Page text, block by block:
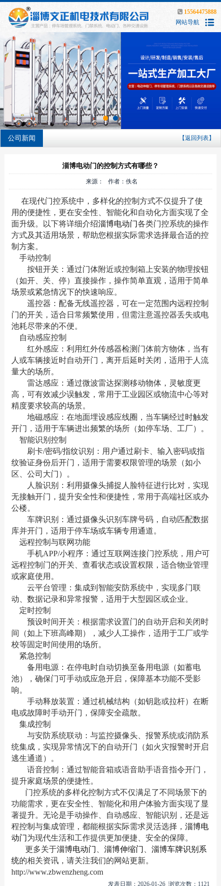
15564475888
网站导航
公司新闻 【返回列表】
淄博电动门的控制方式有哪些？
来源： 作者：佚名
在现代门控系统中，多样化的控制方式不仅提升了使
用的便捷性，更在安全性、智能化和自动化方面实现了全
面升级。以下将详细介绍淄博电动门各类门控系统的操作
方式及其适用场景，帮助您根据实际需求选择最合适的控
制方案。
手动控制
按钮开关：通过门体附近或控制箱上安装的物理按钮
（如开、关、停）直接操作，操作简单直观，适用于简单
场景或紧急情况下的快速响应。
遥控器：配备无线遥控器，可在一定范围内远程控制
门的开关，适合日常频繁使用，但需注意遥控器丢失或电
池耗尽带来的不便。
自动感应控制
红外感应：利用红外传感器检测门体前方物体，当有
人或车辆接近时自动开门，离开后延时关闭，适用于人流
量大的场所。
雷达感应：通过微波雷达探测移动物体，灵敏度更
高，可有效减少误触发，常用于工业园区或物流中心等对
精度要求较高的场景。
地磁感应：在地面埋设感应线圈，当车辆经过时触发
开门，适用于车辆进出频繁的场所（如停车场、工厂）。
智能识别控制
刷卡/密码/指纹识别：用户通过刷卡、输入密码或指
纹验证身份后开门，适用于需要权限管理的场景（如小
区、公司大门）。
人脸识别：利用摄像头捕捉人脸特征进行比对，实现
无接触开门，提升安全性和便捷性，常用于高端社区或办
公楼。
车牌识别：通过摄像头识别车牌号码，自动匹配数据
库并开门，适用于停车场或车辆专用通道。
远程控制与联网功能
手机APP/小程序：通过互联网连接门控系统，用户可
远程控制门的开关、查看状态或设置权限，适合物业管理
或家庭使用。
云平台管理：集成到智能安防系统中，实现多门联
动、数据记录和异常报警，适用于大型园区或企业。
定时控制
预设时间开关：根据需求设置门的自动开启和关闭时
间（如上下班高峰期），减少人工操作，适用于工厂或学
校等固定时间使用的场所。
紧急控制
备用电源：在停电时自动切换至备用电源（如蓄电
池），确保门可手动或应急开启，保障基本功能不受影
响。
手动释放装置：通过机械结构（如钥匙或拉杆）在断
电或故障时手动开门，保障安全疏散。
集成控制
与安防系统联动：与监控摄像头、报警系统或消防系
统集成，实现异常情况下的自动开门（如火灾报警时开启
逃生通道）。
语音控制：通过智能音箱或语音助手语音指令开门，
提升家庭场景的便捷性。
门控系统的多样化控制方式不仅满足了不同场景下的
功能需求，更在安全性、智能化和用户体验方面实现了显
著提升。无论是手动操作、自动感应、智能识别，还是远
程控制与集成管理，都能根据实际需求灵活选择， 淄博电
动门为现代生活和工作提供更加便捷、安全的保障。
更多关于淄博电动门 淄博伸缩门
淄博车牌识别系
统的相关资讯，请关注我们的网站更新。
http://www.zbwenzheng.com
发表日期：2026-01-26 浏览次数：1121